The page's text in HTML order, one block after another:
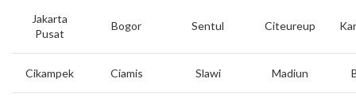
Jakarta
Pusat
Bogor Sentul Citeureup
Cikampek Ciamis Slawi Madiun